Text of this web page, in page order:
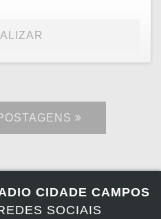
CIDADE CAMPOS
SOCIAIS